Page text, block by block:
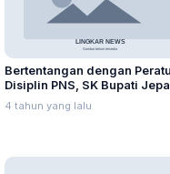
Bertentangan dengan
Disiplin PNS, SK Bupati
Cacat Hukum dan
4 tahun yang lalu